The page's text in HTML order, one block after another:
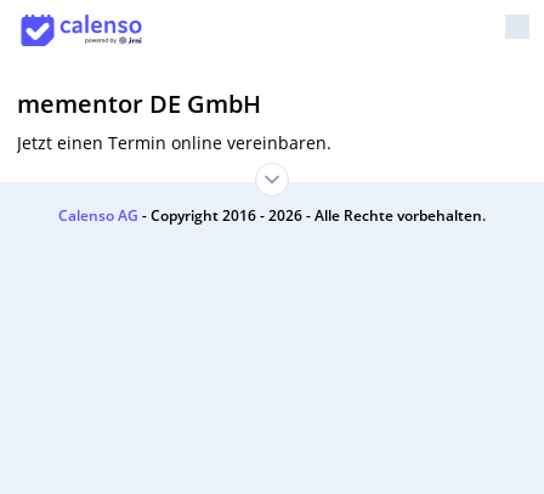
mementor DE GmbH
Jetzt einen Termin online vereinbaren.
Calenso AG - Copyright 2016 - 2026 - Alle Rechte vorbehalten.